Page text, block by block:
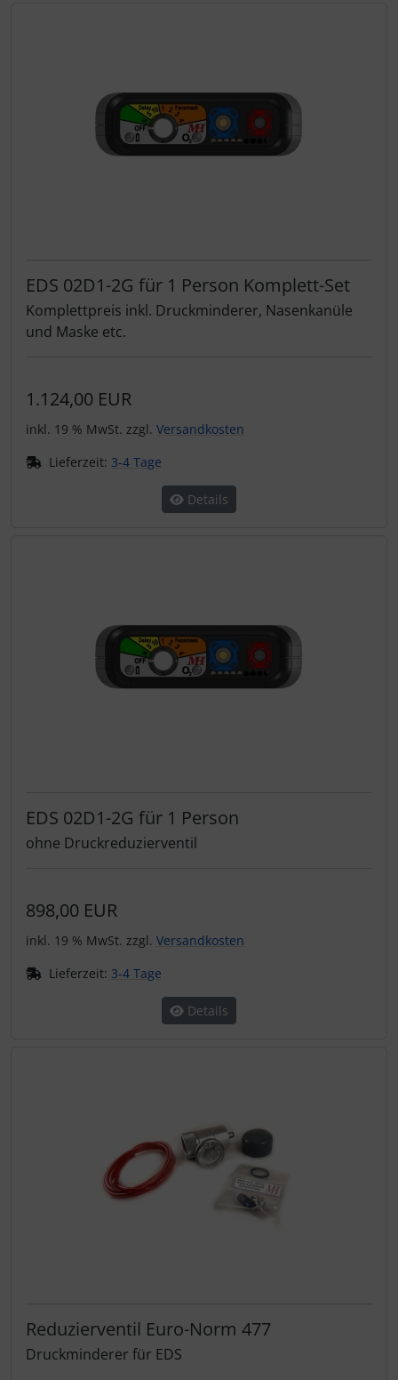
EDS 02D1-2G für 1 Person Komplett-Set
Komplettpreis inkl. Druckminderer, Nasenkanüle
und Maske etc.
1.124,00 EUR
inkl. 19 % MwSt. zzgl. Versandkosten
Lieferzeit: 3-4 Tage
Details
EDS 02D1-2G für 1 Person
ohne Druckreduzierventil
898,00 EUR
inkl. 19 % MwSt. zzgl. Versandkosten
Lieferzeit: 3-4 Tage
Details
Reduzierventil Euro-Norm 477
Druckminderer für EDS